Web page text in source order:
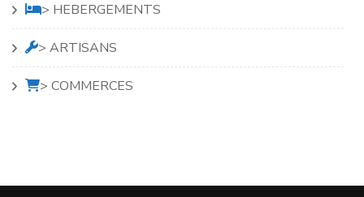
> HEBERGEMENTS
> ARTISANS
> COMMERCES